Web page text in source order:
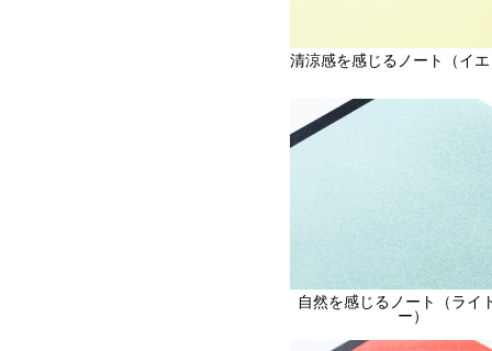
清涼感を感じるノート（イ
自然を感じるノート（ライ
ー）